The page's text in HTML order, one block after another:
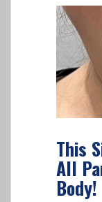
This
All
Body!